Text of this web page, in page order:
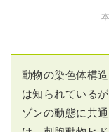
動物の染色体構
は知られている
ゾンの動態に共